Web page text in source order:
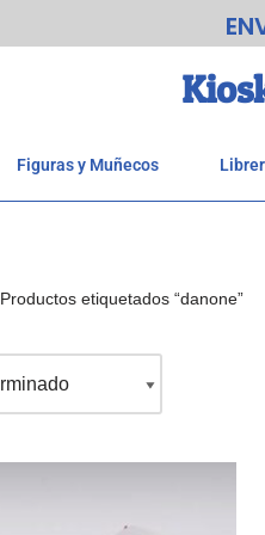
Figuras y Muñecos
Productos etiquetados “danone”